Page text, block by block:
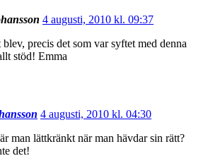
4 augusti, 2010 kl. 09:37
precis det som var syftet med denna
stöd! Emma
4 augusti, 2010 kl. 04:30
man lättkränkt när man hävdar sin rätt?
det!